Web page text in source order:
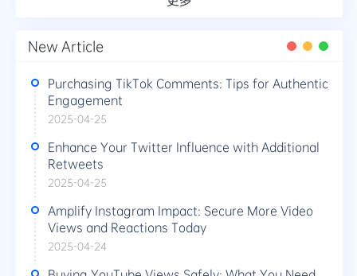
New Article
Purchasing TikTok Comments: Tips for Authentic
Engagement
2025-04-25
Enhance Your Twitter Influence with Additional
Retweets
2025-04-25
Amplify Instagram Impact: Secure More Video
Views and Reactions Today
2025-04-24